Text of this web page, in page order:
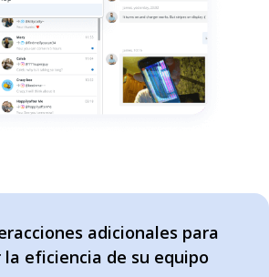
adicionales para
eficiencia de su equipo